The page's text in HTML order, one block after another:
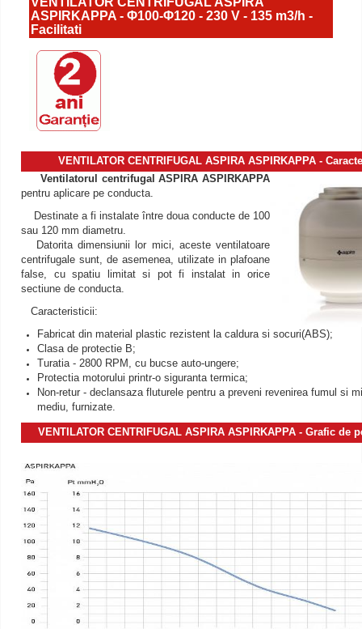
ASPIRKAPPA - Φ100-Φ120 - 230 V - 135 m3/h -
Facilitati
VENTILATOR CENTRIFUGAL ASPIRA ASPIRKAPPA -
Ventilatorul centrifugal ASPIRA ASPIRKAPPA
pentru aplicare pe conducta.
Destinate a fi instalate între doua conducte de 100
sau 120 mm diametru.
Datorita dimensiunii lor mici, aceste ventilatoare
centrifugale sunt, de asemenea, utilizate in plafoane
false, cu spatiu limitat si pot fi instalat in orice
sectiune de conducta.
Caracteristicii:
Fabricat din material plastic rezistent la caldura si socuri(ABS);
Clasa de protectie B;
Turatia - 2800 RPM, cu bucse auto-ungere;
Protectia motorului printr-o siguranta termica;
Non-retur - declansaza fluturele pentru a preveni revenirea fumul si
mediu, furnizate.
VENTILATOR CENTRIFUGAL ASPIRA ASPIRKAPPA- Grafic de